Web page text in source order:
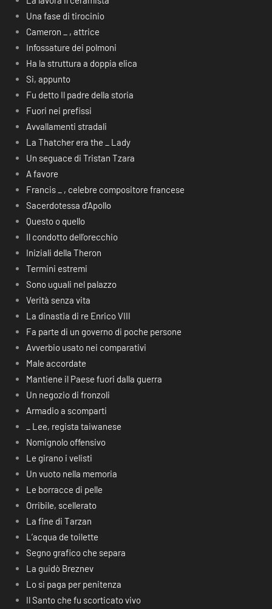
Una fase di tirocinio
Cameron _ , attrice
Infossature dei polmoni
Ha la struttura a doppia elica
Si, appunto
Fu detto Il padre della storia
Fuori nei prefissi
Avvallamenti stradali
La Thatcher era the _ Lady
Un seguace di Tristan Tzara
A favore
Francis _ , celebre compositore francese
Sacerdotessa d’Apollo
Questo o quello
Il condotto dell’orecchio
Iniziali della Theron
Termini estremi
Sono uguali nel palazzo
Verità senza vita
La dinastia di re Enrico VIII
Fa parte di un governo di poche persone
Avverbio usato nei comparativi
Male accordate
Mantiene il Paese fuori dalla guerra
Un negozio di fronzoli
Armadio a scomparti
_ Lee, regista taiwanese
Nomignolo offensivo
Le girano i velisti
Un vuoto nella memoria
Le borracce di pelle
Orribile, scellerato
La fine di Tarzan
L’acqua de toilette
Segno grafico che separa
La guidò Breznev
Lo si paga per penitenza
Il Santo che fu scorticato vivo